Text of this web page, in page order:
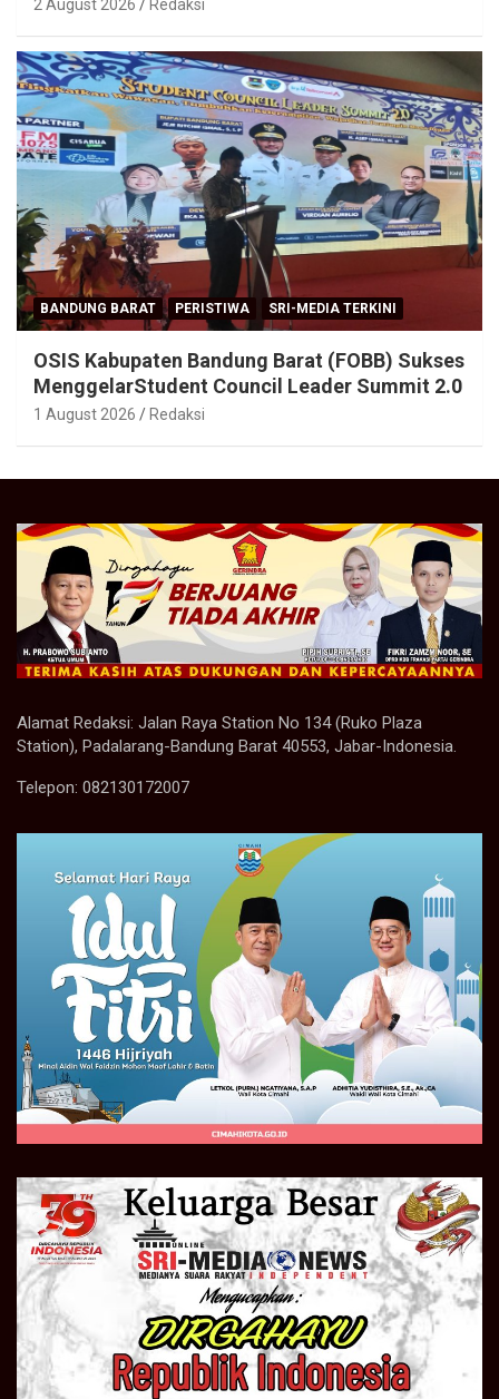
2 August 2026 Redaksi
BANDUNG BARAT PERISTIWA SRI-MEDIA TERKINI
OSIS Kabupaten Bandung Barat (FOBB) Sukses
MenggelarStudent Council Leader Summit 2.0
1 August 2026 Redaksi
Alamat Redaksi: Jalan Raya Station No 134 (Ruko Plaza
Station), Padalarang-Bandung Barat 40553, Jabar-Indonesia.
Telepon: 082130172007